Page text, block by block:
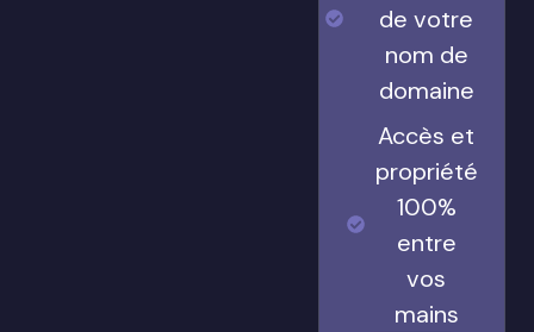
de votre
nom de
domaine
Accès et
propriété
100%
entre
vos
mains